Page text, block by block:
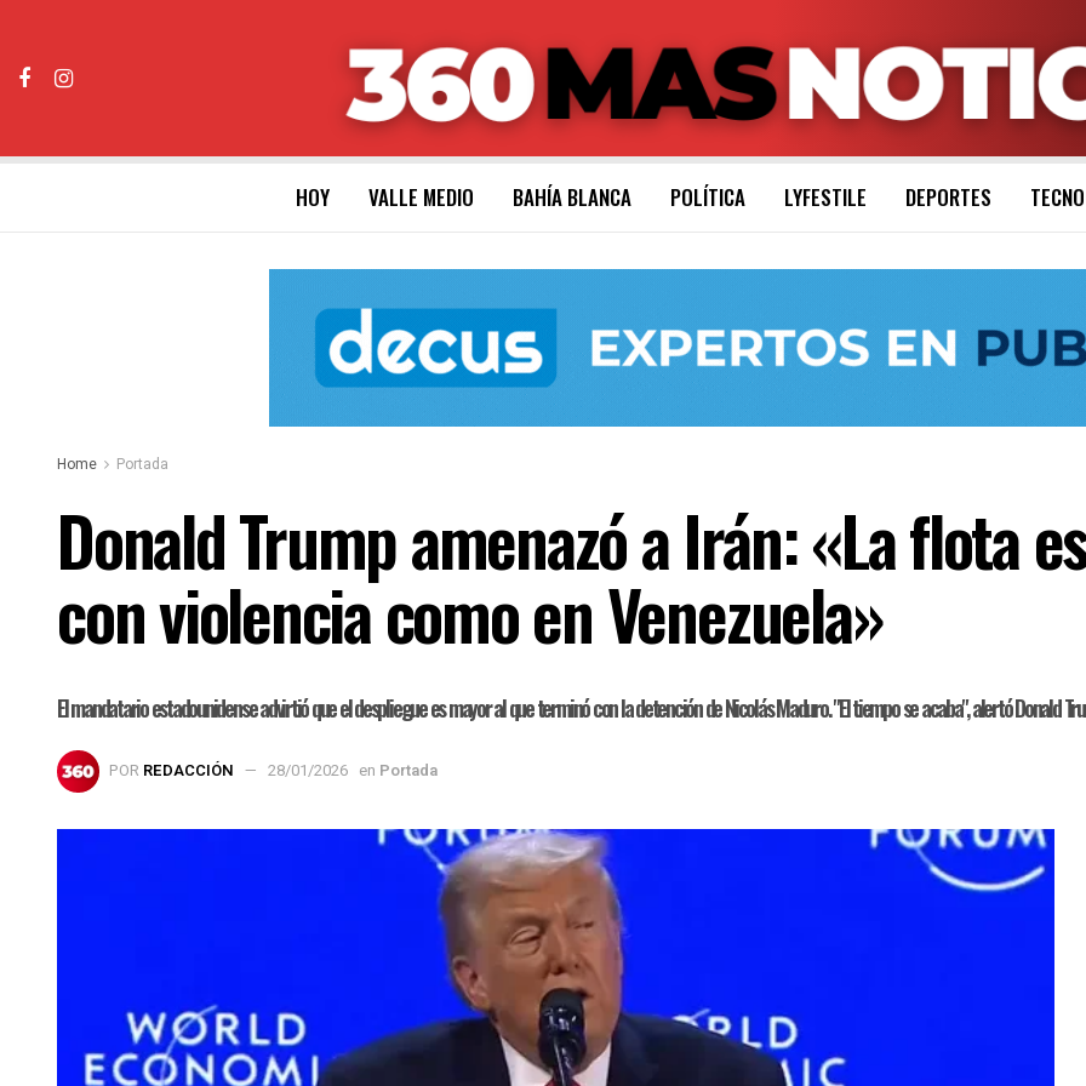
HOY VALLE MEDIO BAHÍA BLANCA POLÍTICA LYFESTILE DEPORTES
Home Portada
Donald Trump amenazó a Irán: «La flota
con violencia como en Venezuela»
El mandatario estadounidense advirtió que el despliegue es mayor al que terminó con la detención de Nicolás Maduro. "El tiempo se acaba", alertó Donald
POR REDACCIÓN 28/01/2026 en Portada